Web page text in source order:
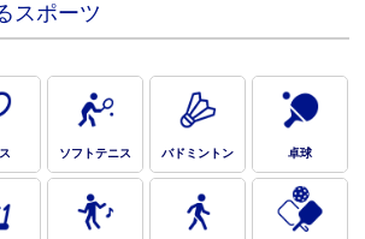
スポーツ
ソフトテニス バドミントン 卓球